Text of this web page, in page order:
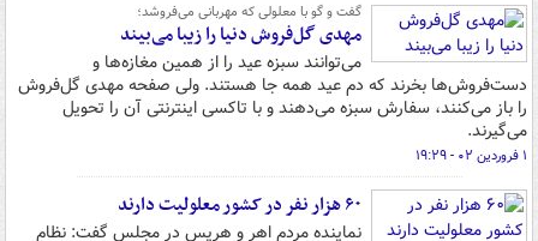
گفت و گو با معلولی که مهربانی می‌فروشد؛
مهدی گل‌فروش دنیا را زیبا می‌بیند
می‌توانند سبزه عید را از همین مغازه‌ها و
دست‌فروش‌ها بخرند که دم عید همه جا هستند. ولی صفحه مهدی گل‌فروش
را باز می‌کنند، سفارش سبزه می‌دهند و با تاکسی اینترنتی آن را تحویل
می‌گیرند.
۱ فروردین ۰۲ - ۱۹:۲۹
۶۰ هزار نفر در کشور معلولیت دارند
نماینده مردم اهر و هریس در مجلس گفت: نظام